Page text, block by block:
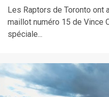
Les Raptors de Toronto ont
maillot numéro 15 de Vince
spéciale...